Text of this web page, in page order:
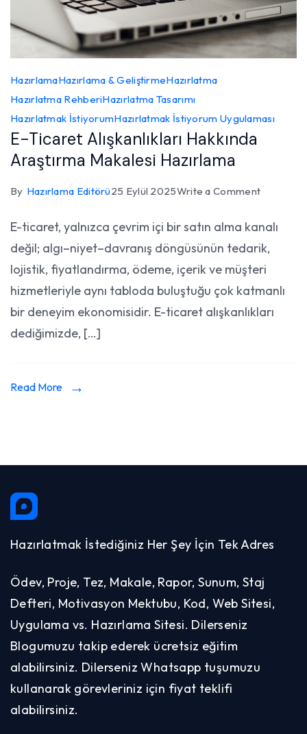
HazırlamaHazırlama & GeliştirmeHazırlatma
Hazırlatma RehberiHazırlatma Tasarımı
Hazırlatmak İstiyorumHazırlatmak İstiyorum Uygulaması
E-Ticaret Alışkanlıkları Hakkında
Araştırma Makalesi Hazırlama
By Hazırlama Editörü25 Eylül 2025Write a Commenton
Ticaret
Hakkında
Araştırma
E-ticaret, yalnızca çevrim içi bir satın alma kanalı
değil; algı–niyet–davranış döngüsünün tedarik,
lojistik, fiyatlandırma, ödeme, içerik ve müşteri
hizmetleriyle aynı tabloda buluştuğu çok katmanlı
bir deneyim ekonomisidir. E-ticaret alışkanlıkları
dediğimizde, […]
Read More
Hazırlatmak İstediğiniz Her Şey İçin Tek Adres
Ödev, Proje, Tez, Makale, Rapor, Sunum, Staj
Defteri, Motivasyon Mektubu, Kod, Web Sitesi,
Uygulama vs. Hazırlama Sitesi. Dilerseniz
Blogumuzu takip ederek ücretsiz eğitim
alabilirsiniz. Dilerseniz Whatsapp tuşumuzu
kullanarak görevleriniz için fiyat teklifi
alabilirsiniz.